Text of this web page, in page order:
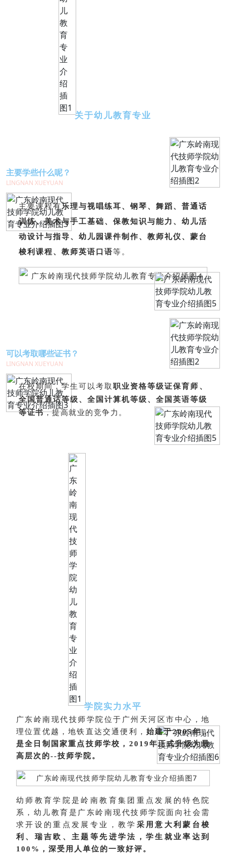
关于幼儿教育专业
主要学些什么呢？
LINGNAN XUEYUAN
主要课程有乐理与视唱练耳、钢琴、舞蹈、普通话
训练、美术与手工基础、保教知识与能力、幼儿活
动设计与指导、幼儿园课件制作、教师礼仪、蒙台
梭利课程、教师英语口语等。
可以考取哪些证书？
LINGNAN XUEYUAN
在校期间，学生可以考取职业资格等级证保育师、
全国普通话等级、全国计算机等级、全国英语等级
等证书，提高就业的竞争力。
学院实力水平
广东岭南现代技师学院位于广州天河区市中心，地
理位置优越，地铁直达交通便利， 始建于2005年，
是全日制国家重点技师学校，2019年正式升级为最
高层次的--技师学院。
幼师教育学院是岭南教育集团重点发展的特色院
系，幼儿教育是广东岭南现代技师学院面向社会需
求开设的重点发展专业， 教学 采用意大利蒙台梭
利、瑞吉欧、主题等先进学法，学生就业率达到
100%，深受用人单位的一致好评。